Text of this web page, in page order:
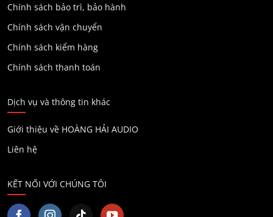
Chính sách bảo trì, bảo hành
Chính sách vận chuyển
Chính sách kiểm hàng
Chính sách thanh toán
Dịch vụ và thông tin khác
Giới thiệu về HOÀNG HẢI AUDIO
Liên hệ
KẾT NỐI VỚI CHÚNG TÔI